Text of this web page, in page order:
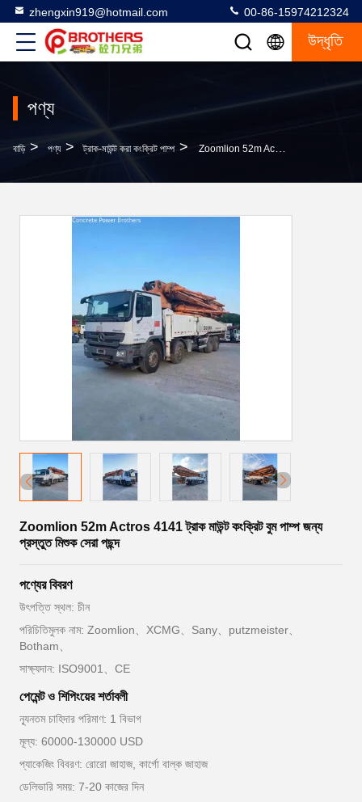
zhengxin919@hotmail.com 00-86-15974212324
উদ্ধৃতি
পণ্য
বাড়ি > পণ্য > ট্রাক-মাউন্ট করা কংক্রিট পাম্প > Zoomlion 52m Actros 4141 ট্রাক মাউন্ট কংক্রিট বুম পাম্প জন্য প্রস্তুত মিশুক সেরা পছন্দ
Zoomlion 52m Actros 4141 ট্রাক মাউন্ট কংক্রিট বুম পাম্প জন্য
প্রস্তুত মিশুক সেরা পছন্দ
পণ্যের বিবরণ
উৎপত্তি স্থল: চীন
পরিচিতিমুলক নাম: Zoomlion、XCMG、Sany、putzmeister、
Botham、
সাক্ষ্যদান: ISO9001、CE
পেমেন্ট ও শিপিংয়ের শর্তাবলী
ন্যূনতম চাহিদার পরিমাণ: 1 বিভাগ
মূল্য: 60000-130000 USD
প্যাকেজিং বিবরণ: রোরো জাহাজ, কার্গো বাল্ক জাহাজ
ডেলিভারি সময়: 7-20 কাজের দিন